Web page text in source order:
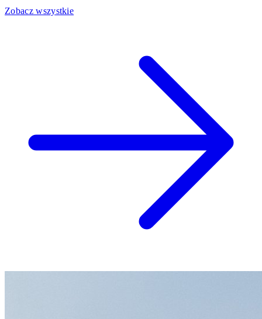
Zobacz wszystkie